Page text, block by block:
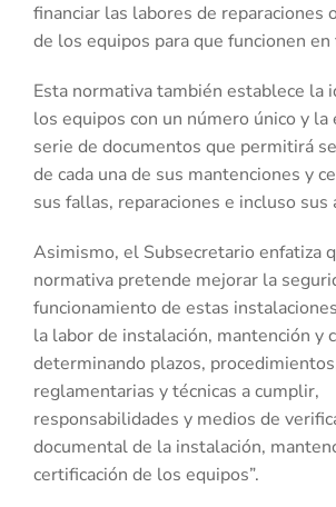
financiar las labores de reparaciones
de los equipos para que funcionen
Esta normativa también establece la
los equipos con un número único y la
serie de documentos que permitirá
de cada una de sus mantenciones y
sus fallas, reparaciones e incluso sus
Asimismo, el Subsecretario enfatiza
normativa pretende mejorar la
funcionamiento de estas
la labor de instalación, mantención y
determinando plazos,
reglamentarias y técnicas a cumplir,
responsabilidades y medios de
documental de la instalación,
certificación de los equipos”.